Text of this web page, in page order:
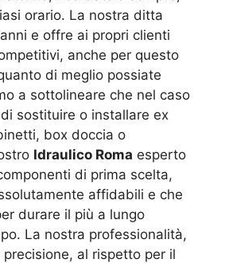
orario. La nostra ditta
e offre ai propri clienti
anche per questo
di meglio possiate
a sottolineare che nel caso
sostituire o installare ex
box doccia o
Idraulico Roma esperto
di prima scelta,
affidabili e che
durare il più a lungo
La nostra professionalità,
al rispetto per il